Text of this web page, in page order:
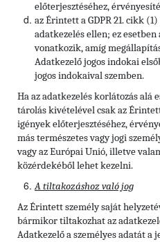
előterjesztéséhez,
az Érintett a GDPR 21. cikk
adatkezelés ellen; ez
vonatkozik, amíg
Adatkezelő jogos indokai
jogos indokaival szemben.
Ha az adatkezelés korlátozás alá
tárolás kivételével csak az
igények előterjesztéséhez,
más természetes vagy jogi
vagy az Európai Unió, illetve
közérdekéből lehet kezelni.
A tiltakozáshoz való jog
Az Érintett személy saját
bármikor tiltakozhat az
Adatkezelő a személyes adatát a